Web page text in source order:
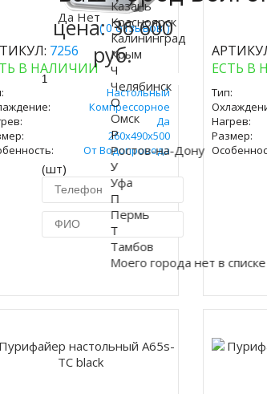
( 0 отзывов )
7256
В НАЛИЧИИ
Настольный
Компрессорное
Да
260x490х500
От Водопровода
цена:36 600
руб.
(шт)
Купить в 1 клик
ЕСТЬ В
Тип:
Нагрев:
Размер:
Да Нет
Казань
Красноярск
Калининград
Крым
Ч
Челябинск
О
Омск
Р
Ростов-на-Дону
У
Уфа
П
Пермь
Т
Тамбов
Моего города нет в списке